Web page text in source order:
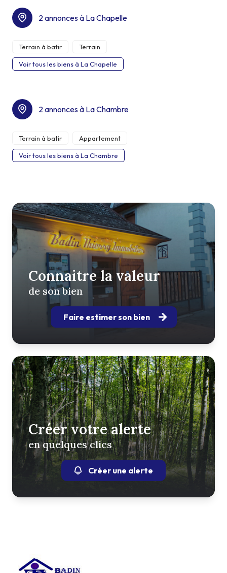
2 annonces à La Chapelle
Terrain à batir Terrain
Voir tous les biens à La Chapelle
2 annonces à La Chambre
Terrain à batir Appartement
Voir tous les biens à La Chambre
Connaitre la valeur
de son bien
Faire estimer son bien
Créer votre alerte
en quelques clics
Créer une alerte